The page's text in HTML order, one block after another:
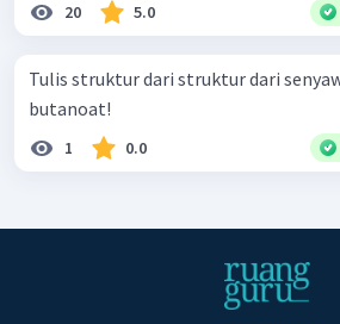
20 5.0
Tulis struktur dari struktur dari
butanoat!
1 0.0